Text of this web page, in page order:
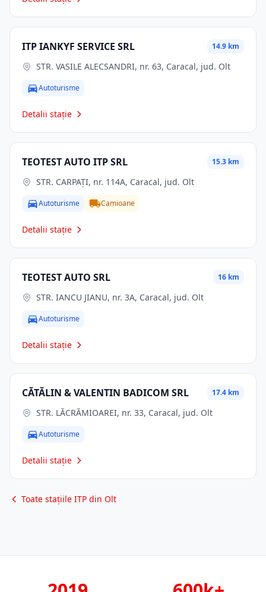
ITP IANKYF SERVICE SRL 14.9 km
STR. VASILE ALECSANDRI, nr. 63, Caracal, jud. Olt
Autoturisme
Detalii stație
TEOTEST AUTO ITP SRL 15.3 km
STR. CARPAŢI, nr. 114A, Caracal, jud. Olt
Autoturisme Camioane
Detalii stație
TEOTEST AUTO SRL 16 km
STR. IANCU JIANU, nr. 3A, Caracal, jud. Olt
Autoturisme
Detalii stație
CĂTĂLIN & VALENTIN BADICOM SRL 17.4 km
STR. LĂCRĂMIOAREI, nr. 33, Caracal, jud. Olt
Autoturisme
Detalii stație
Toate stațiile ITP din Olt